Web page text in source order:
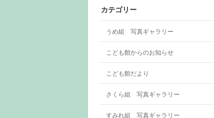
カテゴリー
うめ組 写真ギャラリー
こども館からのお知らせ
こども館だより
さくら組 写真ギャラリー
すみれ組 写真ギャラリー